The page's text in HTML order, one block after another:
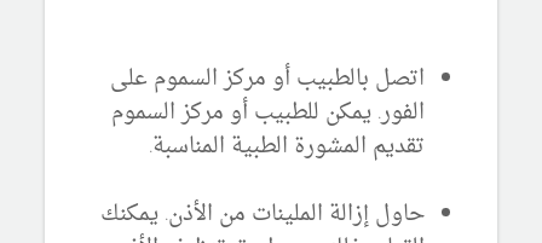
اتصل بالطبيب أو مركز السموم على
الفور. يمكن للطبيب أو مركز السموم
تقديم المشورة الطبية المناسبة.
حاول إزالة الملينات من الأذن. يمكنك